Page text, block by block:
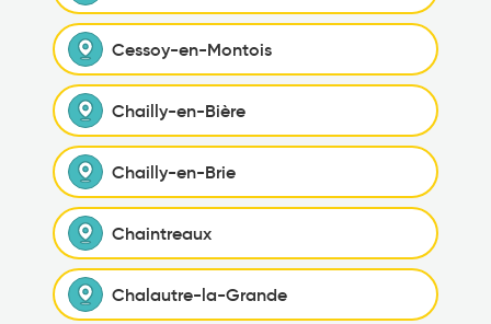
Cessoy-en-Montois
Chailly-en-Bière
Chailly-en-Brie
Chaintreaux
Chalautre-la-Grande